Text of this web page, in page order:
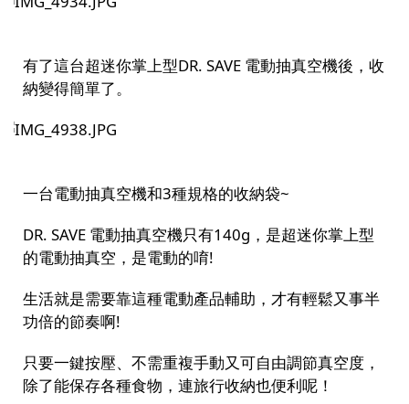
有了這台超迷你掌上型DR. SAVE 電動抽真空機後，收
納變得簡單了。
一台電動抽真空機和3種規格的收納袋~
DR. SAVE 電動抽真空機只有140g，是超迷你掌上型
的電動抽真空，是電動的唷!
生活就是需要靠這種電動產品輔助，才有輕鬆又事半
功倍的節奏啊!
只要一鍵按壓、不需重複手動又可自由調節真空度，
除了能保存各種食物，連旅行收納也便利呢！